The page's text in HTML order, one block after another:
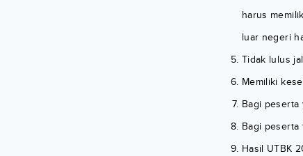
harus
luar negeri
Tidak lulus
Memiliki
Bagi peserta
Bagi peserta
Hasil UTBK